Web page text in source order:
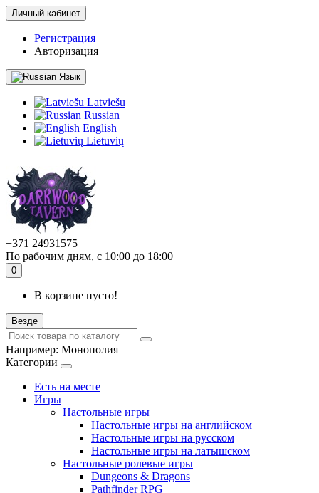
Личный кабинет
Регистрация
Авторизация
Язык
Latviešu
Russian
English
Lietuvių
+371 24931575
По рабочим дням, с 10:00 до 18:00
0
В корзине пусто!
Везде
Например: Монополия
Категории
Есть на месте
Игры
Настольные игры
Настольные игры на английском
Настольные игры на русском
Настольные игры на латышском
Настольные ролевые игры
Dungeons & Dragons
Pathfinder RPG